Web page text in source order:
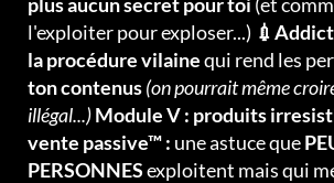
l'exploiter pour exploser...)
la procédure vilainequi rend les
ton contenus(on pourrait même
illégal...)Module V : produits
vente passive™ : une astuce que
PERSONNESexploitent mais qui